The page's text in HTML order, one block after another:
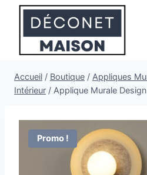
Aller
contenu
Accueil / Boutique / Appliques
Intérieur / Applique Murale
Promo !